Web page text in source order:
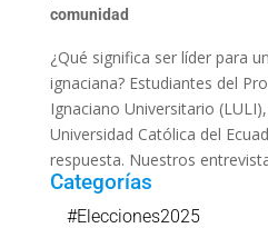
comunidad
¿Qué significa ser líder para
ignaciana? Estudiantes del
Ignaciano Universitario
Universidad Católica del
respuesta. Nuestros
Categorías
#Elecciones2025